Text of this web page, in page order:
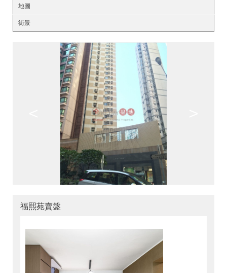
地圖
街景
福熙苑賣盤